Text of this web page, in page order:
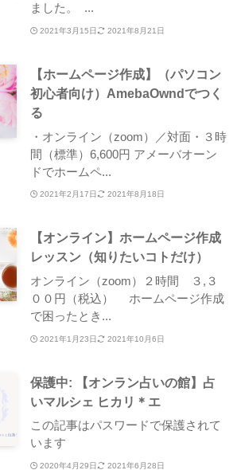
ました。 ...
2021年3月15日 2021年8月21日
【ホームページ作成】（パソコン
初心者向け）AmebaOwndでつく
る
・オンライン（zoom）／対面・３時
間（標準）6,600円 アメーバオーン
ドでホームペ...
2021年2月17日 2021年8月18日
【オンライン】ホームページ作成
レッスン（知りたいコトだけ）
オンライン（zoom）２時間 ３,３
００円（税込） ホームページ作成
で困ったとき...
2021年1月23日 2021年10月6日
保護中: 【オンラン占いの館】占
いマルシェ ヒカリ＊エ
この記事はパスワードで保護されて
います
2020年4月29日 2021年6月28日